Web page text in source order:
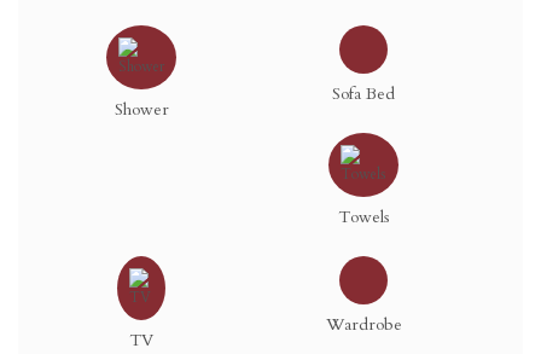
Shower
Sofa Bed
Towels
TV
Wardrobe